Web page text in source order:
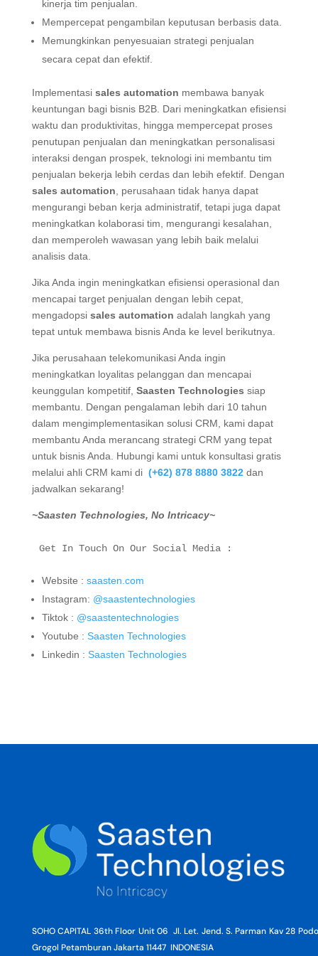
kinerja tim penjualan.
Mempercepat pengambilan keputusan berbasis data.
Memungkinkan penyesuaian strategi penjualan
secara cepat dan efektif.
Implementasi sales automation membawa banyak
keuntungan bagi bisnis B2B. Dari meningkatkan efisiensi
waktu dan produktivitas, hingga mempercepat proses
penutupan penjualan dan meningkatkan personalisasi
interaksi dengan prospek, teknologi ini membantu tim
penjualan bekerja lebih cerdas dan lebih efektif. Dengan
sales automation , perusahaan tidak hanya dapat
mengurangi beban kerja administratif, tetapi juga dapat
meningkatkan kolaborasi tim, mengurangi kesalahan,
dan memperoleh wawasan yang lebih baik melalui
analisis data.
Jika Anda ingin meningkatkan efisiensi operasional dan
mencapai target penjualan dengan lebih cepat,
mengadopsi sales automation adalah langkah yang
tepat untuk membawa bisnis Anda ke level berikutnya.
Jika perusahaan telekomunikasi Anda ingin
meningkatkan loyalitas pelanggan dan mencapai
keunggulan kompetitif, Saasten Technologies siap
membantu. Dengan pengalaman lebih dari 10 tahun
dalam mengimplementasikan solusi CRM, kami dapat
membantu Anda merancang strategi CRM yang tepat
untuk bisnis Anda. Hubungi kami untuk konsultasi gratis
melalui ahli CRM kami di (+62) 878 8880 3822dan
jadwalkan sekarang!
~Saasten Technologies, No Intricacy~
Get In Touch On Our Social Media :
Website : saasten.com
Instagram: @saastentechnologies
Tiktok : @saastentechnologies
Youtube : Saasten Technologies
Linkedin : Saasten Technologies
SOHO CAPITAL 36th Floor Unit 06 Jl. Let. Jend. S. Parman Kav 28
Grogol Petamburan Jakarta 11447 INDONESIA